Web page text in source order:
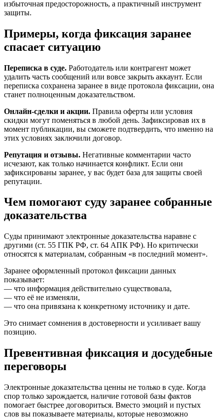
избыточная предосторожность, а практичный инструмент
защиты.
Примеры, когда фиксация заранее
спасает ситуацию
Переписка в суде. Работодатель или контрагент может
удалить часть сообщений или вовсе закрыть аккаунт. Если
переписка сохранена заранее в виде протокола фиксации, она
станет полноценным доказательством.
Онлайн-сделки и акции. Правила оферты или условия
скидки могут поменяться в любой день. Зафиксировав их в
момент публикации, вы сможете подтвердить, что именно на
этих условиях заключили договор.
Репутация и отзывы. Негативные комментарии часто
исчезают, как только начинается конфликт. Если они
зафиксированы заранее, у вас будет база для защиты своей
репутации.
Чем помогают суду заранее собранные
доказательства
Суды принимают электронные доказательства наравне с
другими (ст. 55 ГПК РФ, ст. 64 АПК РФ). Но критически
относятся к материалам, собранным «в последний момент».
Заранее оформленный протокол фиксации данных
показывает:
— что информация действительно существовала,
— что её не изменяли,
— что она привязана к конкретному источнику и дате.
Это снимает сомнения в достоверности и усиливает вашу
позицию.
Превентивная фиксация и досудебные
переговоры
Электронные доказательства ценны не только в суде. Когда
спор только зарождается, наличие готовой базы фактов
помогает быстрее договориться. Вместо эмоций и пустых
слов вы показываете материалы, которые невозможно